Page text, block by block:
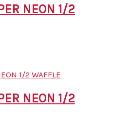
NEON 1/2
NEON 1/2